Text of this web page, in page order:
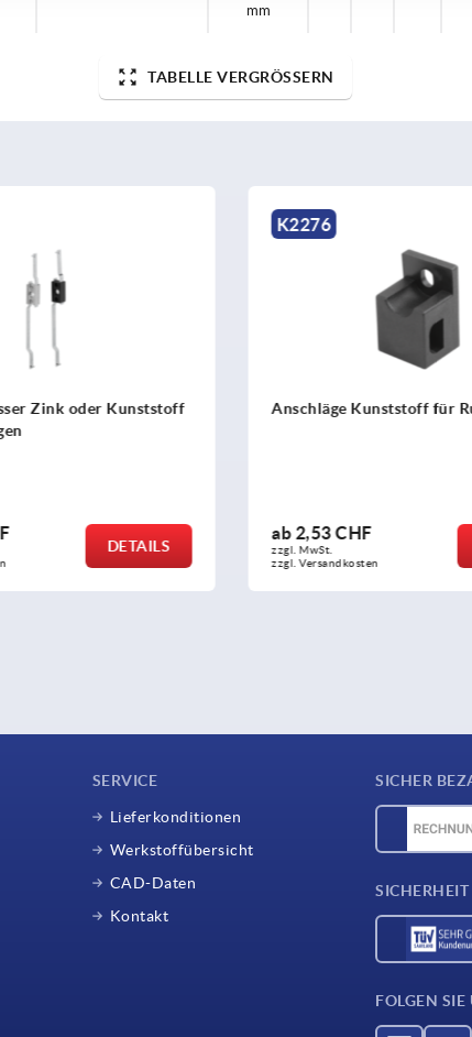
mm
TABELLE VERGRÖSSERN
Zink oder Kunststoff
DETAILS
K2276
Anschläge Kunststoff für
ab2,53 CHF
zzgl. MwSt.
zzgl. Versandkosten
SERVICE
Lieferkonditionen
Werkstoffübersicht
CAD-Daten
Kontakt
SICHER
FOLGEN SIE